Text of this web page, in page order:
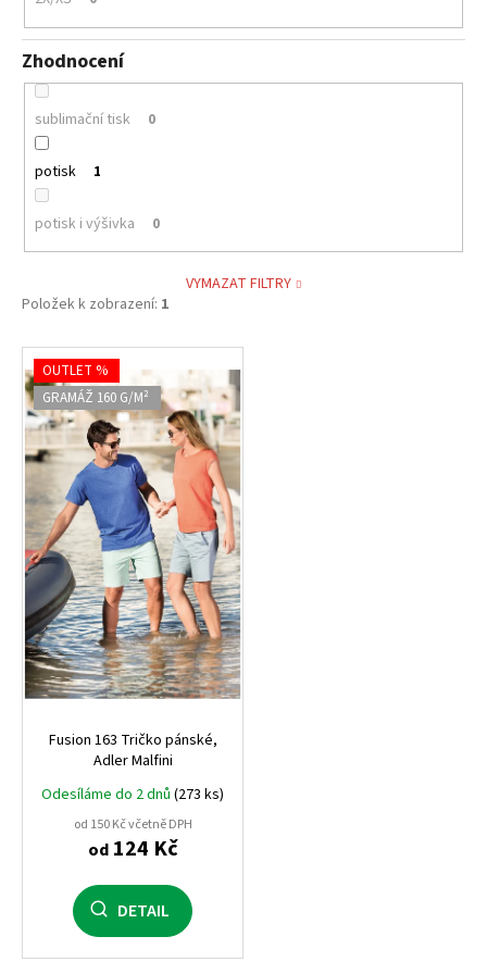
Zhodnocení
sublimační tisk 0
potisk 1
potisk i výšivka 0
VYMAZAT FILTRY
Položek k zobrazení: 1
V
ý
p
i
s
p
r
o
d
u
k
t
ů
OUTLET %
GRAMÁŽ 160 G/M²
Fusion 163 Tričko pánské,
Adler Malfini
Odesíláme do 2 dnů (273 ks)
od 150 Kč včetně DPH
od124 Kč
DETAIL